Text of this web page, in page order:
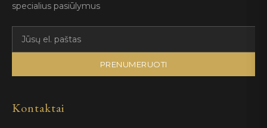
specialius pasiūlymus
PRENUMERUOTI
Kontaktai